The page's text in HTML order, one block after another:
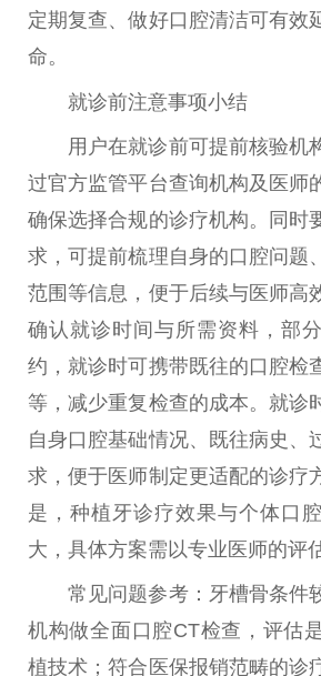
定期复查、做好口腔清洁可有效
命。
就诊前注意事项小结
用户在就诊前可提前核验机
过官方监管平台查询机构及医师
确保选择合规的诊疗机构。同时
求，可提前梳理自身的口腔问题
范围等信息，便于后续与医师高
确认就诊时间与所需资料，部
约，就诊时可携带既往的口腔检
等，减少重复检查的成本。就诊
自身口腔基础情况、既往病史、
求，便于医师制定更适配的诊疗
是，种植牙诊疗效果与个体口
大，具体方案需以专业医师的评
常见问题参考：牙槽骨条件
机构做全面口腔CT检查，评估
植技术；符合医保报销范畴的诊